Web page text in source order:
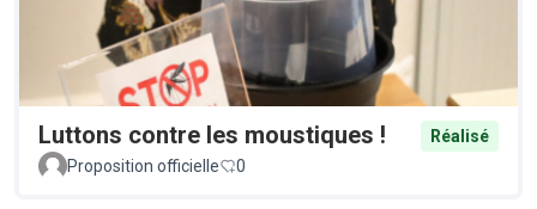
Luttons contre les moustiques !
Réalisé
Proposition officielle
0